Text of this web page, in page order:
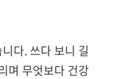
다. 쓰다 보니 길
며 무엇보다 건강